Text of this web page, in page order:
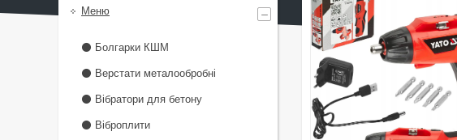
Меню
⚫ Болгарки КШМ
⚫ Верстати металообробні
⚫ Вібратори для бетону
⚫ Віброплити